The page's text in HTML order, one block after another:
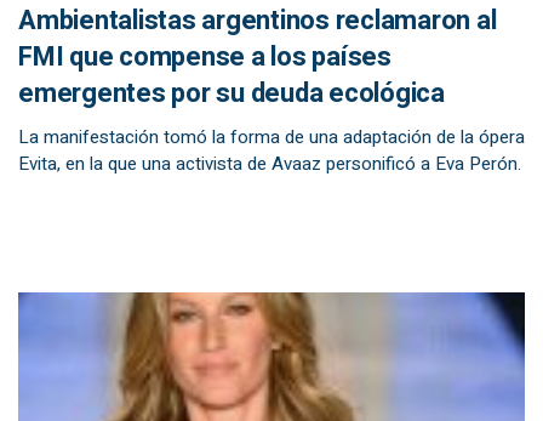
Ambientalistas argentinos reclamaron al
FMI que compense a los países
emergentes por su deuda ecológica
La manifestación tomó la forma de una adaptación de la ópera
Evita, en la que una activista de Avaaz personificó a Eva Perón.